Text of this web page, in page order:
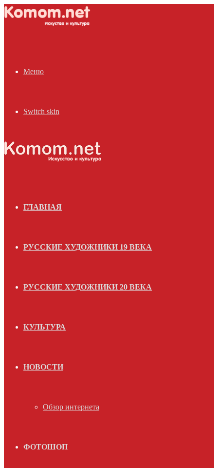
Меню
Switch skin
ГЛАВНАЯ
РУССКИЕ ХУДОЖНИКИ 19 ВЕКА
РУССКИЕ ХУДОЖНИКИ 20 ВЕКА
КУЛЬТУРА
НОВОСТИ
Обзор интернета
ФОТОШОП